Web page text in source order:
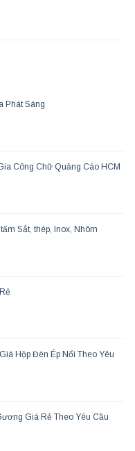
Phát Sáng
Công Chữ Quảng Cáo HCM
Sắt, thép, Inox, Nhôm
Hộp Đèn Ép Nổi Theo Yêu
Giá Rẻ Theo Yêu Cầu